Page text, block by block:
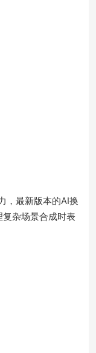
，最新版本的AI换
杂场景合成时表